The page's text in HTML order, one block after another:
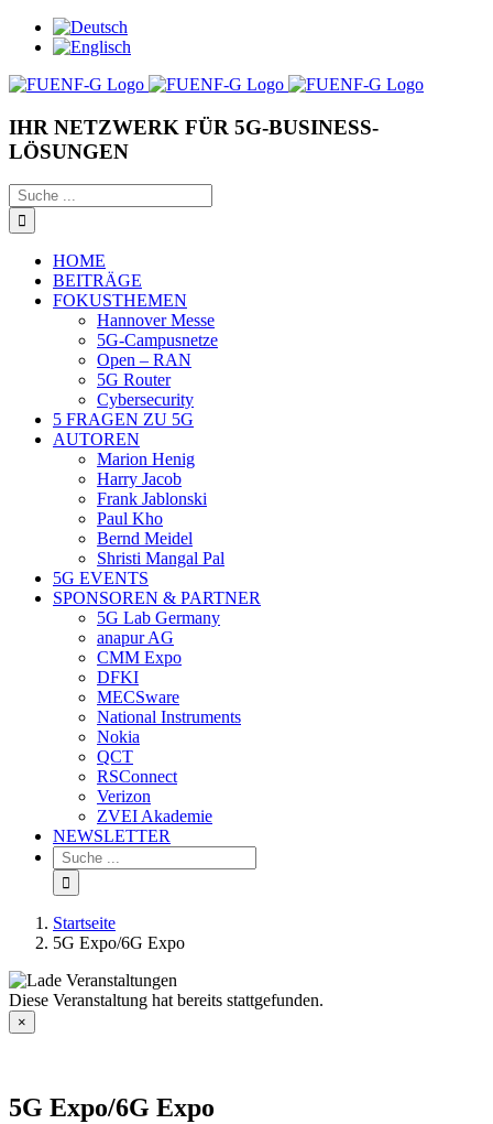
Zum
Inhalt
Facebook
X
Instagram
Xing
LinkedIn
YouTube
IHR NETZWERK FÜR 5G-BUSINESS-
LÖSUNGEN
Suche
nach:
HOME
BEITRÄGE
FOKUSTHEMEN
Hannover Messe
5G-Campusnetze
Open – RAN
5G Router
Cybersecurity
5 FRAGEN ZU 5G
AUTOREN
Marion Henig
Harry Jacob
Frank Jablonski
Paul Kho
Bernd Meidel
Shristi Mangal Pal
5G EVENTS
SPONSOREN & PARTNER
5G Lab Germany
anapur AG
CMM Expo
DFKI
MECSware
National Instruments
Nokia
QCT
RSConnect
Verizon
ZVEI Akademie
NEWSLETTER
Suche
nach:
Startseite
5G Expo/6G Expo
Diese Veranstaltung hat bereits stattgefunden.
×
5G Expo/6G Expo